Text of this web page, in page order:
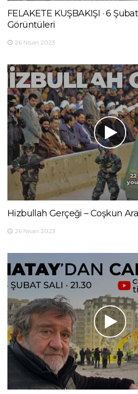
FELAKETE KUŞBAKIŞI · 6
Görüntüleri
26 Nisan 2023
Hizbullah Gerçeği – Coşkun
26 Nisan 2023